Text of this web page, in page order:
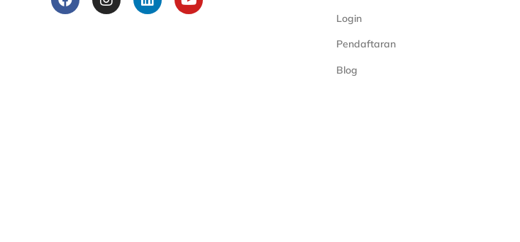
Login
Pendaftaran
Blog